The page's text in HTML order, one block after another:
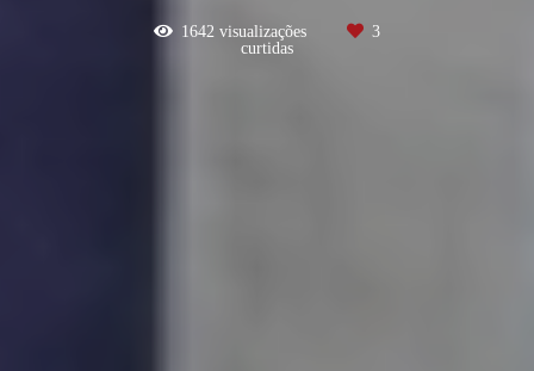
1642 visualizações
3
curtidas